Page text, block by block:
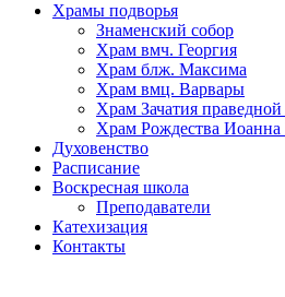
Храмы подворья
Знаменский собор
Храм вмч. Георгия
Храм блж. Максима
Храм вмц. Варвары
Храм Зачатия
Храм Рождества Иоанна
Духовенство
Расписание
Воскресная школа
Преподаватели
Катехизация
Контакты